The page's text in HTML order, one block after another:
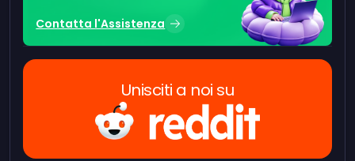
Contatta l'Assistenza
Unisciti a noi su